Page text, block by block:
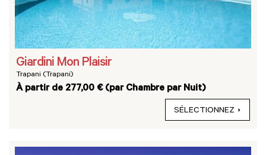
Giardini Mon Plaisir
Trapani (Trapani)
À partir de 277,00 € (par Chambre par Nuit)
SÉLECTIONNEZ